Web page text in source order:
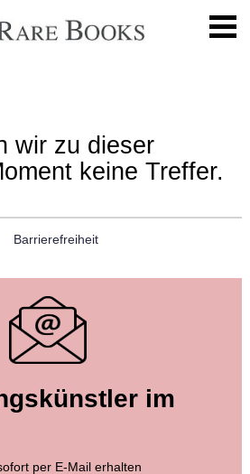
wir zu dieser
keine Treffer.
Barrierefreiheit
im
per E-Mail erhalten